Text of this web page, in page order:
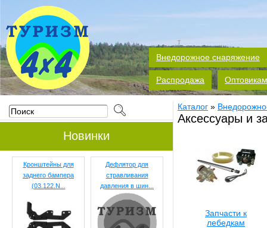
Внедорожное снаряжение
Распродажа Оптовикам
Новинки
Кронштейны для
заднего бампера
(03.122.N...
Дефлятор для
стравливания
давления в шин...
Каталог »
Аксессуары и
Запчасти к
лебедкам